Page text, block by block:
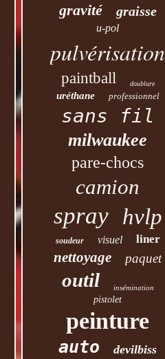
gravité graisse
u-pol
pulvérisation
paintball doublure
uréthane professionnel
sans fil
milwaukee
pare-chocs
camion
spray hvlp
soudeur visuel liner
nettoyage paquet
outil insémination
pistolet
peinture
auto devilbiss